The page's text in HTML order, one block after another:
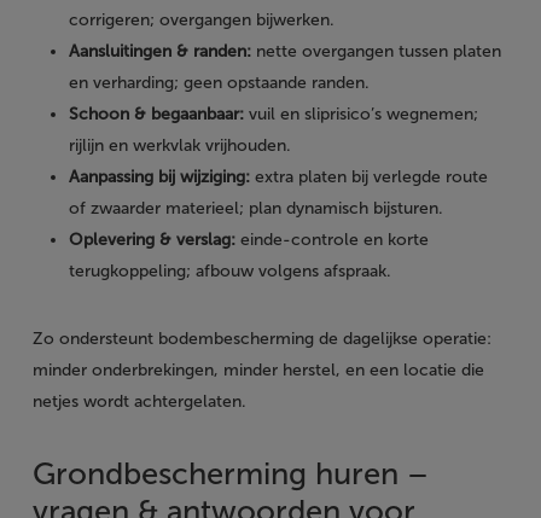
corrigeren; overgangen bijwerken.
Aansluitingen & randen:nette overgangen tussen platen
en verharding; geen opstaande randen.
Schoon & begaanbaar:vuil en sliprisico’s wegnemen;
rijlijn en werkvlak vrijhouden.
Aanpassing bij wijziging:extra platen bij verlegde route
of zwaarder materieel; plan dynamisch bijsturen.
Oplevering & verslag:einde-controle en korte
terugkoppeling; afbouw volgens afspraak.
Zo ondersteunt bodembescherming de dagelijkse operatie:
minder onderbrekingen, minder herstel, en een locatie die
netjes wordt achtergelaten.
Grondbescherming huren –